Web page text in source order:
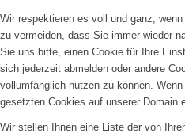
Wir respektieren es voll und ganz,
zu vermeiden, dass Sie immer wieder
Sie uns bitte, einen Cookie für Ihre
sich jederzeit abmelden oder andere
vollumfänglich nutzen zu können.
gesetzten Cookies auf unserer Domain
Wir stellen Ihnen eine Liste der von